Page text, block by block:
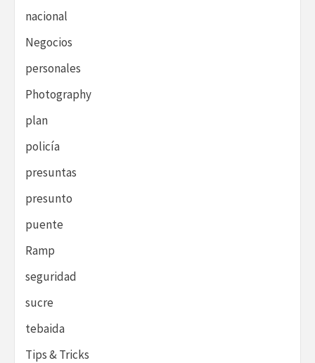
nacional
Negocios
personales
Photography
plan
policía
presuntas
presunto
puente
Ramp
seguridad
sucre
tebaida
Tips & Tricks